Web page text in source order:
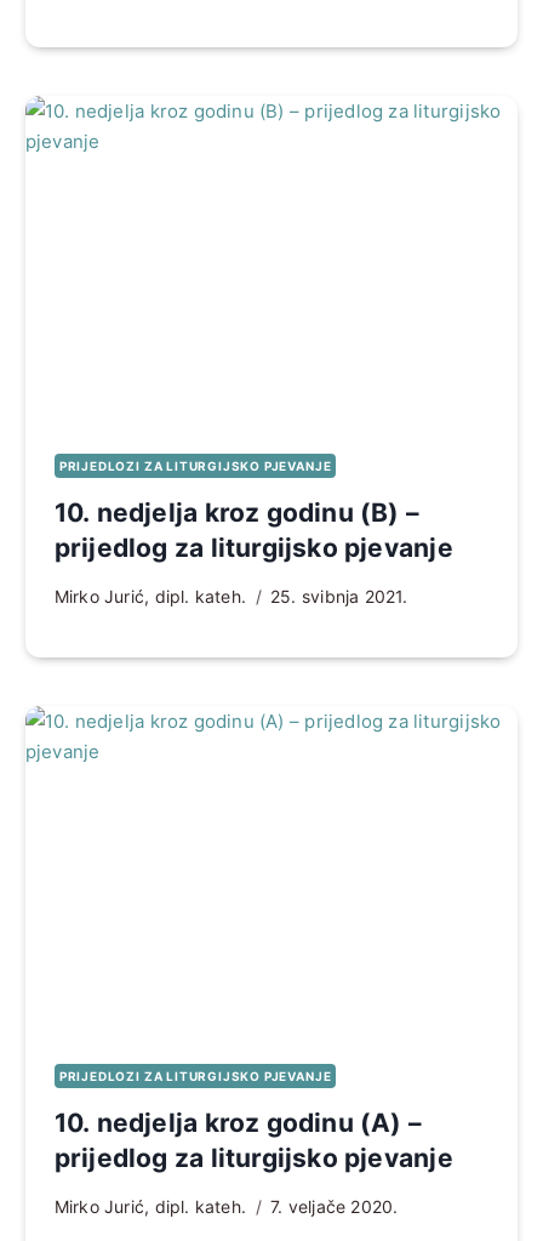
PRIJEDLOZI ZA LITURGIJSKO PJEVANJE
10. nedjelja kroz godinu (B) –
prijedlog za liturgijsko pjevanje
Mirko Jurić, dipl. kateh. 25. svibnja 2021.
PRIJEDLOZI ZA LITURGIJSKO PJEVANJE
10. nedjelja kroz godinu (A) –
prijedlog za liturgijsko pjevanje
Mirko Jurić, dipl. kateh. 7. veljače 2020.